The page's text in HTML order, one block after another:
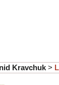
Kravchuk >